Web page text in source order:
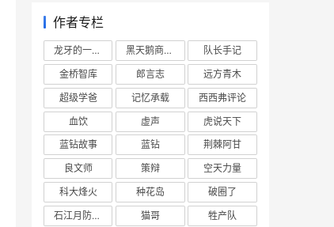
作者专栏
龙牙的一座山 黑天鹅商业情报站
队长手记
金桥智库
郎言志
远方青木
超级学爸
记忆承载
西西弗评论
血饮
虚声
虎说天下
蓝钻故事
蓝钻
荆棘阿甘
良文师
策辩
空天力量
科大烽火
种花岛
破圈了
石江月防务观察
猫哥
牲产队